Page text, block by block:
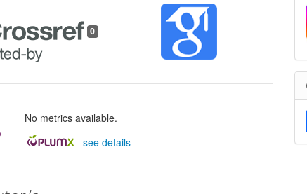
0
No metrics available.
-see details